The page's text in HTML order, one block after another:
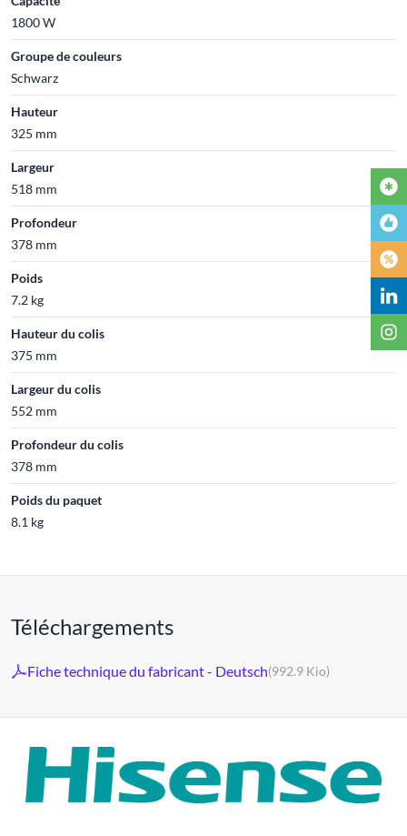
1800 W
Groupe de couleurs
Schwarz
Hauteur
325 mm
Largeur
518 mm
Profondeur
378 mm
Poids
7.2 kg
Hauteur du colis
375 mm
Largeur du colis
552 mm
Profondeur du colis
378 mm
Poids du paquet
8.1 kg
Téléchargements
Fiche technique du fabricant - Deutsch(992.9 Kio)